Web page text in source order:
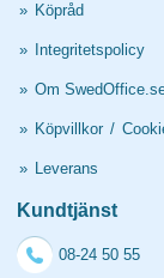
» Köpråd
» Integritetspolicy
» Om
» Köpvillkor /
» Leverans
Kundtjänst
08-24 50 55